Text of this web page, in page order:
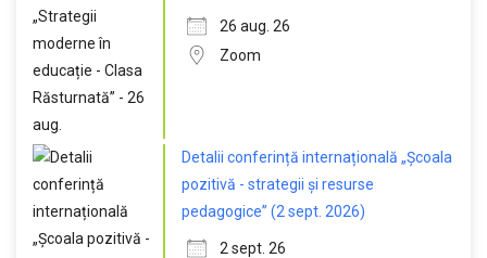
26 aug. 26
Zoom
Detalii conferință internațională „Școala
pozitivă - strategii și resurse
pedagogice” (2 sept. 2026)
2 sept. 26